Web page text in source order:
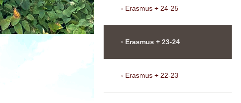
Erasmus + 24-25
Erasmus + 23-24
Erasmus + 22-23